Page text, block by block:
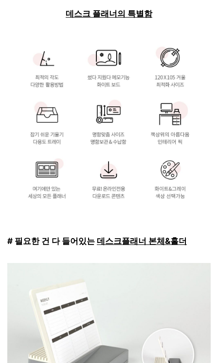
데스크 플래너의 특별함
# 필요한 건 다 들어있는 데스크플래너 본체&홀더